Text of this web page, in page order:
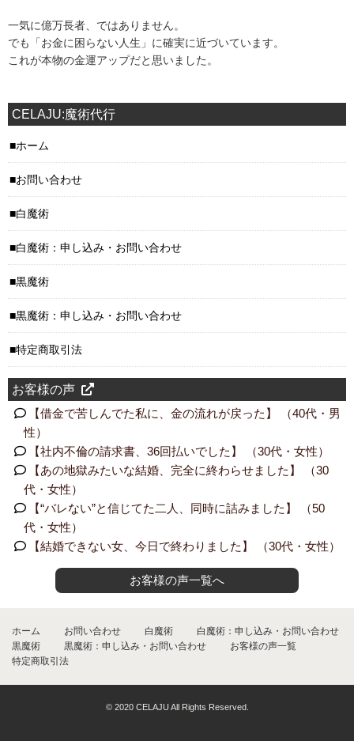
一気に億万長者、ではありません。
でも「お金に困らない人生」に確実に近づいています。
これが本物の金運アップだと思いました。
CELAJU:魔術代行
ホーム
お問い合わせ
白魔術
白魔術：申し込み・お問い合わせ
黒魔術
黒魔術：申し込み・お問い合わせ
特定商取引法
お客様の声
【借金で苦しんでた私に、金の流れが戻った】 （40代・男
性）
【社内不倫の請求書、36回払いでした】 （30代・女性）
【あの地獄みたいな結婚、完全に終わらせました】 （30
代・女性）
【“バレない”と信じてた二人、同時に詰みました】 （50
代・女性）
【結婚できない女、今日で終わりました】 （30代・女性）
お客様の声一覧へ
ホーム お問い合わせ 白魔術
白魔術：申し込み・お問い合わせ
黒魔術
黒魔術：申し込み・お問い合わせ
お客様の声一覧
特定商取引法
© 2020 CELAJU All Rights Reserved.